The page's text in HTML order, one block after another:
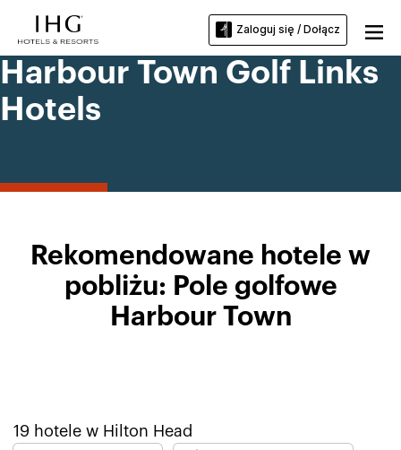
Zaloguj się / Dołącz
Harbour Town Golf Links
Hotels
Rekomendowane hotele w
pobliżu: Pole golfowe
Harbour Town
19 hotele w Hilton Head